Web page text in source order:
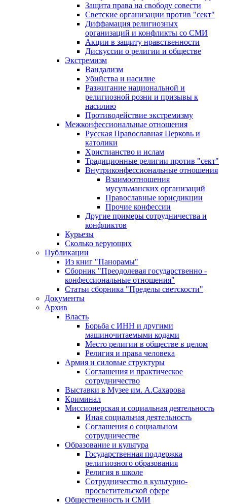
Защита права на свободу совести
Светские организации против "сект"
Диффамация религиозных
организаций и конфликты со СМИ
Акции в защиту нравственности
Дискуссии о религии и обществе
Экстремизм
Вандализм
Убийства и насилие
Разжигание национальной и
религиозной розни и призывы к
насилию
Противодействие экстремизму
Межконфессиональные отношения
Русская Православная Церковь и
католики
Христианство и ислам
Традиционные религии против "сект"
Внутриконфессиональные отношения
Взаимоотношения
мусульманских организаций
Православные юрисдикции
Прочие конфессии
Другие примеры сотрудничества и
конфликтов
Курьезы
Сколько верующих
Публикации
Из книг "Панорамы"
Сборник "Преодолевая государственно -
конфессиональные отношения"
Статьи сборника "Пределы светскости"
Документы
Архив
Власть
Борьба с ИНН и другими
машиночитаемыми кодами
Место религии в обществе в целом
Религия и права человека
Армия и силовые структуры
Соглашения и практическое
сотрудничество
Выставки в Музее им. А.Сахарова
Криминал
Миссионерская и социальная деятельность
Иная социальная деятельность
Соглашения о социальном
сотрудничестве
Образование и культура
Государственная поддержка
религиозного образования
Религия в школе
Сотрудничество в культурно-
просветительской сфере
Общественность и СМИ